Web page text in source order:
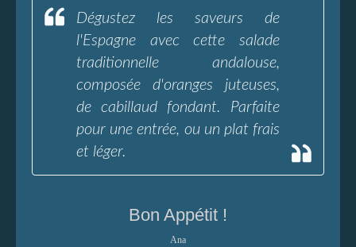
Dégustez les saveurs de
l'Espagne avec cette salade
traditionnelle andalouse,
composée d'oranges juteuses,
de cabillaud fondant. Parfaite
pour une entrée, ou un plat frais
et léger.
Bon Appétit !
Ana